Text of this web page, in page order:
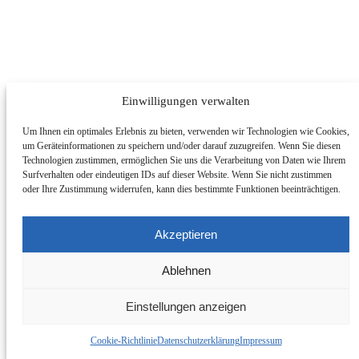
Einwilligungen verwalten
Um Ihnen ein optimales Erlebnis zu bieten, verwenden wir Technologien wie Cookies,
um Geräteinformationen zu speichern und/oder darauf zuzugreifen. Wenn Sie diesen
Technologien zustimmen, ermöglichen Sie uns die Verarbeitung von Daten wie Ihrem
Surfverhalten oder eindeutigen IDs auf dieser Website. Wenn Sie nicht zustimmen
oder Ihre Zustimmung widerrufen, kann dies bestimmte Funktionen beeinträchtigen.
Akzeptieren
Ablehnen
Einstellungen anzeigen
Cookie-RichtlinieDatenschutzerklärungImpressum